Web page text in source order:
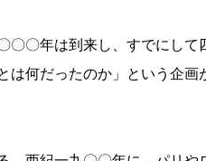
〇年は到来し、すでにし
何だったのか」という企